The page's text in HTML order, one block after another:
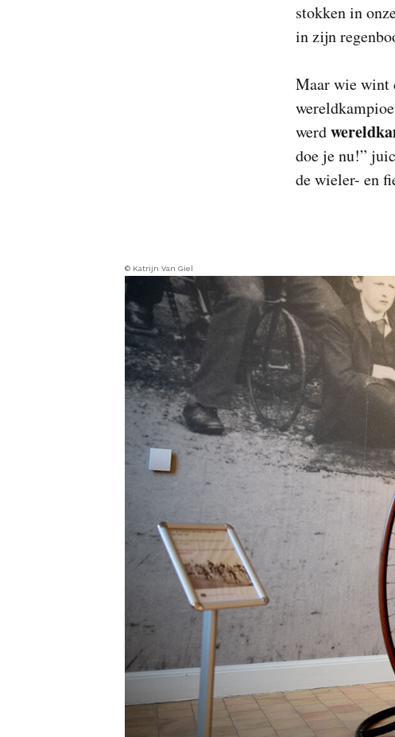
stokken in
in zijn
Maar wie wint
werd
doe je nu!”
de wieler- en
© Katrijn Van Giel